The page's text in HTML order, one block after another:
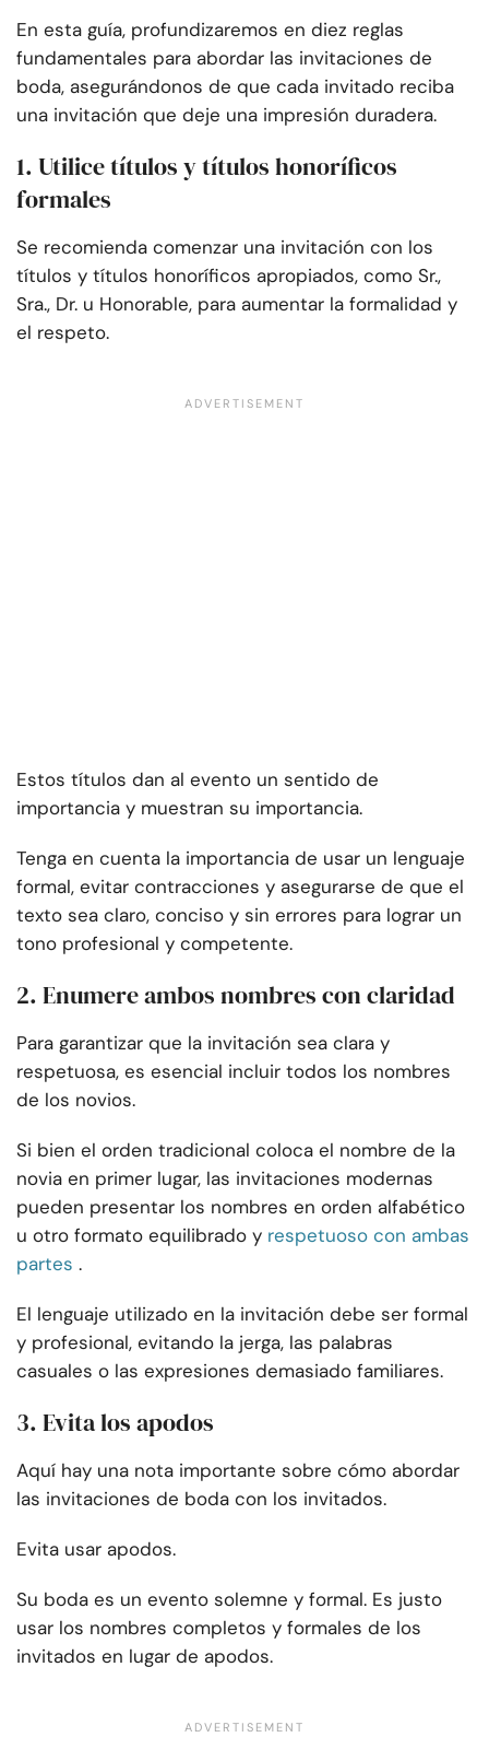
En esta guía, profundizaremos en diez reglas
fundamentales para abordar las invitaciones de
boda, asegurándonos de que cada invitado reciba
una invitación que deje una impresión duradera.
1. Utilice títulos y títulos honoríficos
formales
Se recomienda comenzar una invitación con los
títulos y títulos honoríficos apropiados, como Sr.,
Sra., Dr. u Honorable, para aumentar la formalidad y
el respeto.
Estos títulos dan al evento un sentido de
importancia y muestran su importancia.
Tenga en cuenta la importancia de usar un lenguaje
formal, evitar contracciones y asegurarse de que el
texto sea claro, conciso y sin errores para lograr un
tono profesional y competente.
2. Enumere ambos nombres con claridad
Para garantizar que la invitación sea clara y
respetuosa, es esencial incluir todos los nombres
de los novios.
Si bien el orden tradicional coloca el nombre de la
novia en primer lugar, las invitaciones modernas
pueden presentar los nombres en orden alfabético
u otro formato equilibrado y respetuoso con ambas
partes .
El lenguaje utilizado en la invitación debe ser formal
y profesional, evitando la jerga, las palabras
casuales o las expresiones demasiado familiares.
3. Evita los apodos
Aquí hay una nota importante sobre cómo abordar
las invitaciones de boda con los invitados.
Evita usar apodos.
Su boda es un evento solemne y formal. Es justo
usar los nombres completos y formales de los
invitados en lugar de apodos.